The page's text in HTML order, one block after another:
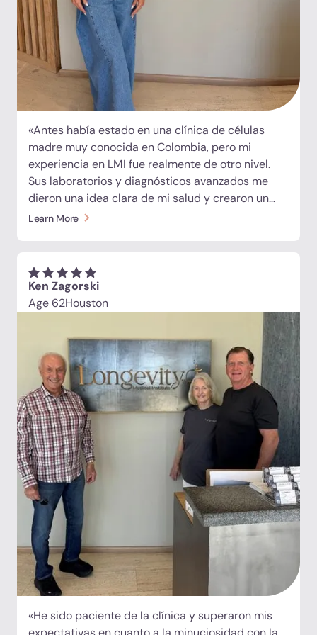
«Antes había estado en una clínica de células
madre muy conocida en Colombia, pero mi
experiencia en LMI fue realmente de otro nivel.
Sus laboratorios y diagnósticos avanzados me
dieron una idea clara de mi salud y crearon un
plan de tratamiento personalizado solo para mí.
sentí cuidada no solo como paciente sino
también como persona, como parte de una
familia. Después de solo unos días con ellos,
¡realmente siento que soy parte de la familia LMI!»
Learn More
Ken Zagorski
Age 62Houston
«He sido paciente de la clínica y superaron mis